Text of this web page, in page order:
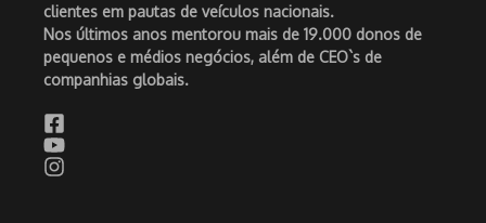
clientes em pautas de veículos nacionais.
Nos últimos anos mentorou mais de 19.000 donos de
pequenos e médios negócios, além de CEO`s de
companhias globais.